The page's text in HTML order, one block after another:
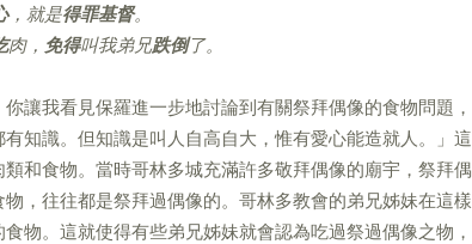
，就是得罪基督。
肉， 免得叫我弟兄跌倒了。
讓我看見保羅進一步地討論到有關祭拜偶像的食物問題，
知識。但知識是叫人自高自大，惟有愛心能造就人。」這
和食物。當時哥林多城充滿許多敬拜偶像的廟宇，祭拜偶
，往往都是祭拜過偶像的。哥林多教會的弟兄姊妹在這樣
物。這就使得有些弟兄姊妹就會認為吃過祭過偶像之物，